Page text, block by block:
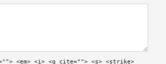
<em> <i> <q cite=""> <s> <strike>